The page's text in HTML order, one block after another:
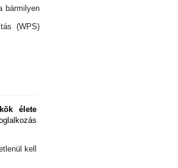
bármilyen
(WPS)
élete
kell